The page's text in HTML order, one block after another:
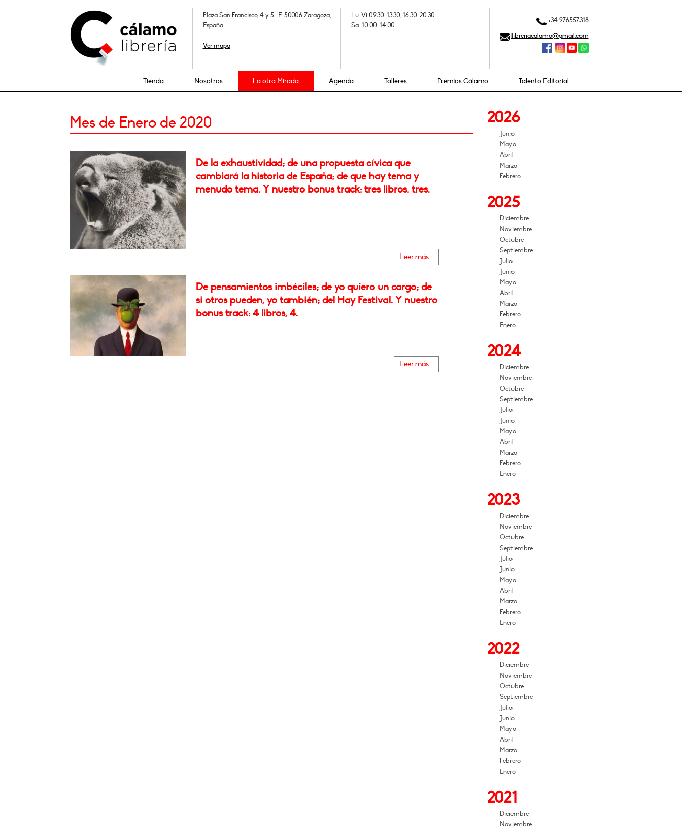
Plaza San Francisco, 4 y 5. E-50006 Zaragoza,
España
Ver mapa
Lu-Vi 09.30-13.30, 16.30-20.30
Sa: 10.00-14.00
+34 976557318
libreriacalamo@gmail.com
Tienda Nosotros La otra Mirada Agenda Talleres Premios Cálamo Talento Editorial
Mes de Enero de 2020
De la exhaustividad; de una propuesta cívica que
cambiará la historia de España; de que hay tema y
menudo tema. Y nuestro bonus track: tres libros, tres.
Leer más...
De pensamientos imbéciles; de yo quiero un cargo; de
si otros pueden, yo también; del Hay Festival. Y nuestro
bonus track: 4 libros, 4.
Leer más...
2026
Junio
Mayo
Abril
Marzo
Febrero
2025
Diciembre
Noviembre
Octubre
Septiembre
Julio
Junio
Mayo
Abril
Marzo
Febrero
Enero
2024
Diciembre
Noviembre
Octubre
Septiembre
Julio
Junio
Mayo
Abril
Marzo
Febrero
Enero
2023
Diciembre
Noviembre
Octubre
Septiembre
Julio
Junio
Mayo
Abril
Marzo
Febrero
Enero
2022
Diciembre
Noviembre
Octubre
Septiembre
Julio
Junio
Mayo
Abril
Marzo
Febrero
Enero
2021
Diciembre
Noviembre